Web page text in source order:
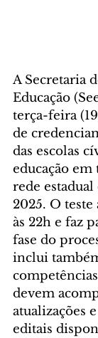
A Secretaria
Educação
terça-feira
de
das escolas
educação
rede
2025. O teste
às 22h e faz
fase do
inclui
devem
atualizações
editais